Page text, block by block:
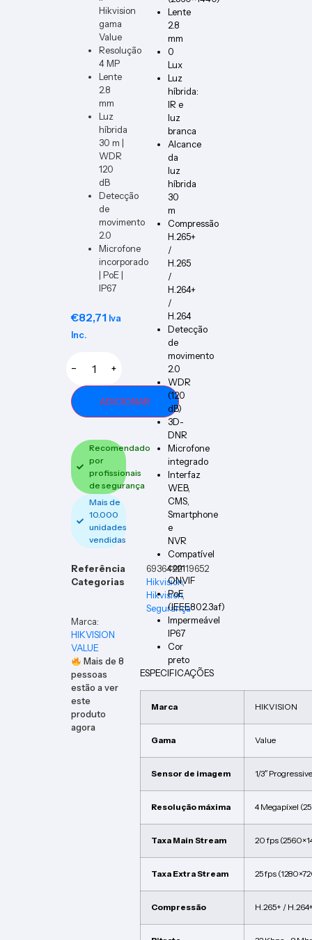
Hikvision
gama
Value
Resolução
4 MP
Lente
2.8
mm
Luz
híbrida
30 m |
WDR
120
dB
Detecção
de
movimento
2.0
Microfone
incorporado
| PoE |
IP67
€82,71 Iva
Inc.
− +
ADICIONAR
Recomendado
por
profissionais
de segurança
Mais de
10.000
unidades
vendidas
Referência
6936422119652
Categorias
Hikvision,
Hikvision,
Segurança
Marca:
HIKVISION
VALUE
Mais de8
pessoas
estão a ver
este
produto
agora
Lente
2.8
mm
0
Lux
Luz
híbrida:
IR e
luz
branca
Alcance
da
luz
híbrida
30
m
Compressão
H.265+
/
H.265
/
H.264+
/
H.264
Detecção
de
movimento
2.0
WDR
(120
dB)
3D-
DNR
Microfone
integrado
Interfaz
WEB,
CMS,
Smartphone
e
NVR
Compatível
com
ONVIF
PoE
(IEEE802.3af)
Impermeável
IP67
Cor
preto
ESPECIFICAÇÕES
Marca HIKVISION
Gama Value
Sensor de imagem 1/3″
Resolução máxima 4 Megapíxel
Taxa Main Stream 20 fps
Taxa Extra Stream 25 fps
Compressão H.265+ /